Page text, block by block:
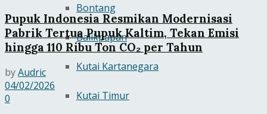
Bontang
Balikpapan
Kutai Kartanegara
Kutai Timur
Pupuk Indonesia Resmikan Modernisasi
Pabrik Tertua Pupuk Kaltim, Tekan Emisi
hingga 110 Ribu Ton CO₂ per Tahun
byAudric
04/02/2026
0